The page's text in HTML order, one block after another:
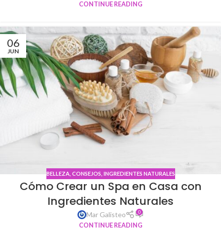
CONTINUE READING
06
JUN
BELLEZA, CONSEJOS INGREDIENTES NATURALES
Cómo Crear un Spa en Casa con
Ingredientes Naturales
Mar Galisteo 0
CONTINUE READING